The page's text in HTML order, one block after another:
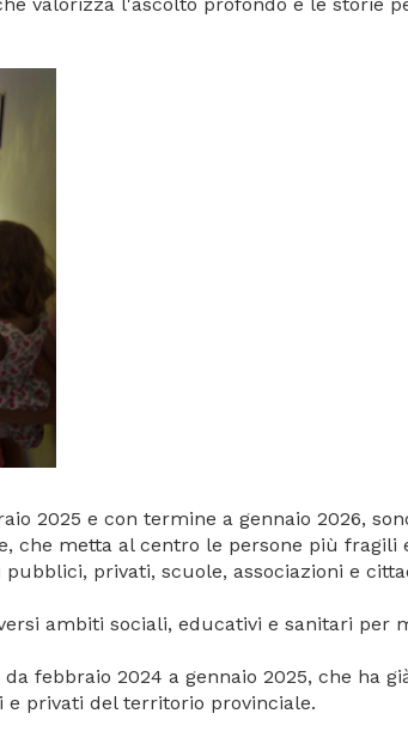
2025 e con termine a gennaio 2026,
che metta al centro le persone più fragili
privati, scuole, associazioni e
ambiti sociali, educativi e sanitari
febbraio 2024 a gennaio 2025, che ha
privati del territorio provinciale.